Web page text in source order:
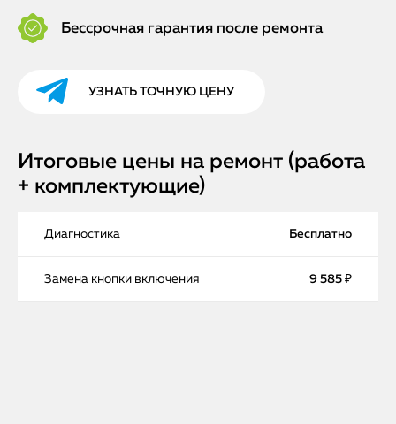
Бессрочная гарантия после ремонта
УЗНАТЬ ТОЧНУЮ ЦЕНУ
Итоговые цены на ремонт (работа
+ комплектующие)
Диагностика Бесплатно
Замена кнопки включения 9 585 ₽